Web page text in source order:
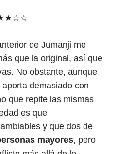
de Jumanji me
que la original, así que
No obstante, aunque
demasiado con
que repite las mismas
es que
y que dos de
mayores, pero